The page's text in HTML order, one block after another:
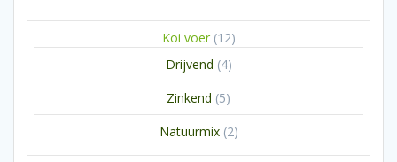
Koi voer 1212
Drijvend 44
producten
Zinkend 55
producten
Natuurmix 22